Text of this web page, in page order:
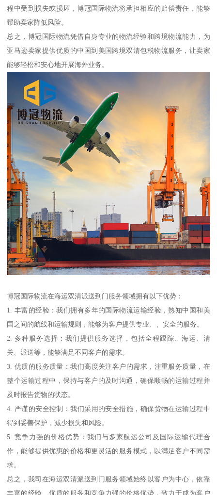
程中受到损失或损坏，博冠国际物流将承担相应的赔偿责任，能够
帮助卖家降低风险。
总之，博冠国际物流凭借自身专业的物流经验和跨境物流能力，为
亚马逊卖家提供优质的中国到美国跨境双清包税物流服务，让卖家
能够轻松和安心地开展海外业务。
博冠国际物流在海运双清派送到门服务领域拥有以下优势：
1. 丰富的经验：我们拥有多年的国际物流运输经验，熟知中国和美
国之间的航线和运输规则，能够为客户提供专业、、安全的服务。
2. 多种服务选择：我们提供服务选择，包括全程跟踪、海运、清
关、派送等，能够满足不同客户的需求。
3. 优质的服务质量：我们高度关注客户的需求，注重服务质量，在
整个运输过程中，保持与客户的及时沟通，确保顺畅的运输过程并
及时报告货物的状态。
4. 严谨的安全控制：我们采用的安全措施，确保货物在运输过程中
得到妥善保护，减少损失和风险。
5. 竞争力强的价格优势：我们与多家航运公司及国际运输代理合
作，能够提供优惠的价格和更灵活的服务模式，以满足客户不同需
求。
总之，我司在海运双清派送到门服务领域始终以客户为中心，依靠
丰富的经验、优质的服务和竞争力强的价格优势，致力于成为客户